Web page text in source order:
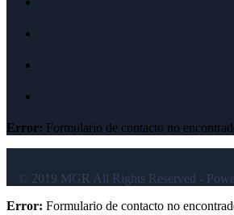
Error: Formulario de contacto no
© 2019 MGR All Rights Reserved -
Error: Formulario de contacto no